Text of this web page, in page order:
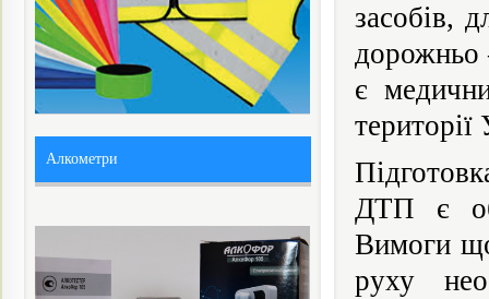
засобів,
дорожньо
є
території
ДТП є
Вимоги
руху
Алкометри